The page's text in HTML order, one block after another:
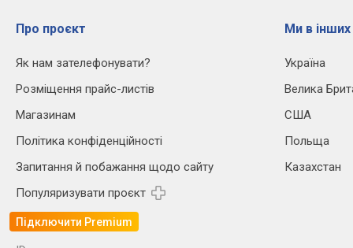
Про проєкт
Як нам зателефонувати?
Розміщення прайс-листів
Магазинам
Політика конфіденційності
Запитання й побажання щодо сайту
Популяризувати проєкт
Підключити Premium
Ми в інших
Україна
Велика
США
Польща
Казахстан